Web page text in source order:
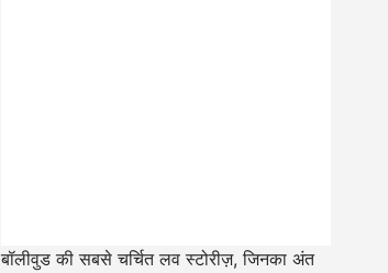
बॉलीवुड की सबसे चर्चित लव स्टोरीज़, जिनका अंत